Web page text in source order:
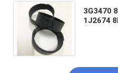
3G3470
1J2674